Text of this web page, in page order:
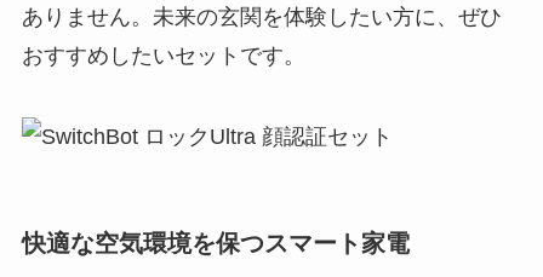
ありません。未来の玄関を体験したい方に、ぜひ
おすすめしたいセットです。
快適な空気環境を保つスマート家電